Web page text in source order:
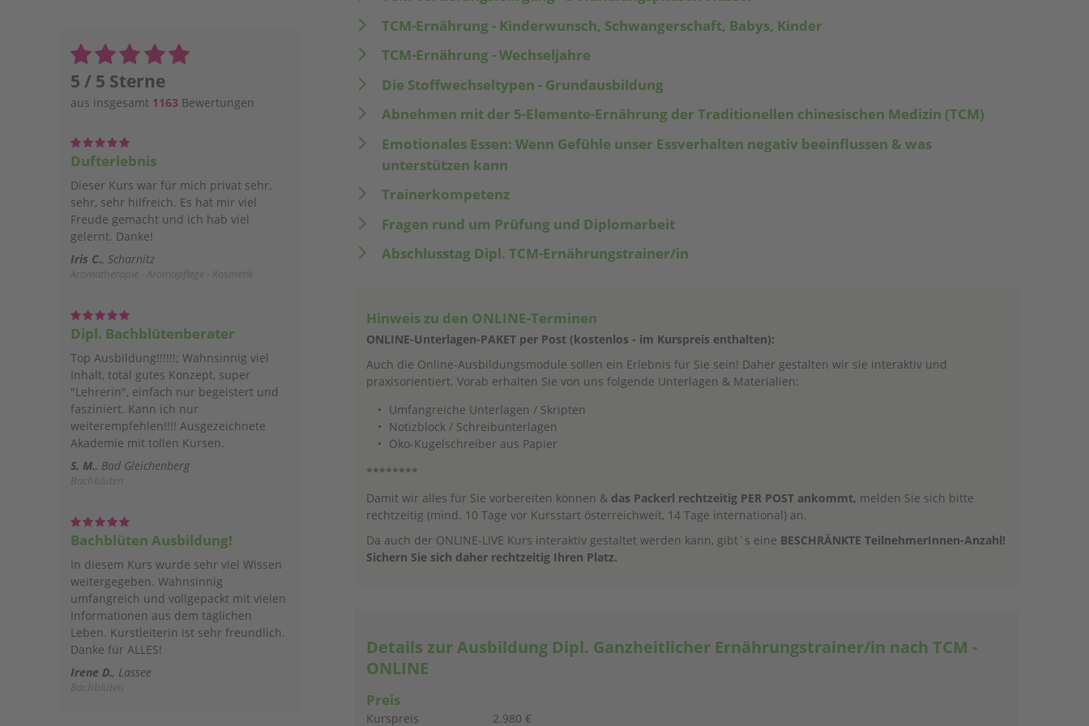
TCM-Ernährung - Kinderwunsch, Schwangerschaft, Babys, Kinder
TCM-Ernährung - Wechseljahre
Die Stoffwechseltypen - Grundausbildung
Abnehmen mit der 5-Elemente-Ernährung der Traditionellen chinesischen Medizin (TCM)
Emotionales Essen: Wenn Gefühle unser Essverhalten negativ beeinflussen & was
unterstützen kann
Trainerkompetenz
Fragen rund um Prüfung und Diplomarbeit
Abschlusstag Dipl. TCM-Ernährungstrainer/in
Hinweis zu den ONLINE-Terminen
ONLINE-Unterlagen-PAKET per Post (kostenlos - im Kurspreis enthalten):
Auch die Online-Ausbildungsmodule sollen ein Erlebnis für Sie sein! Daher gestalten wir sie interaktiv und
praxisorientiert. Vorab erhalten Sie von uns folgende Unterlagen & Materialien:
Umfangreiche Unterlagen / Skripten
Notizblock / Schreibunterlagen
Öko-Kugelschreiber aus Papier
********
Damit wir alles für Sie vorbereiten können & das Packerl rechtzeitig PER POST ankommt, melden Sie sich bitte
rechtzeitig (mind. 10 Tage vor Kursstart österreichweit, 14 Tage international) an.
Da auch der ONLINE-LIVE Kurs interaktiv gestaltet werden kann, gibt`s eine BESCHRÄNKTE TeilnehmerInnen-Anzahl!
Sichern Sie sich daher rechtzeitig Ihren Platz.
Details zur Ausbildung Dipl. Ganzheitlicher Ernährungstrainer/in nach TCM -
ONLINE
Preis
Kurspreis 2.980 €
5 / 5 Sterne
aus insgesamt 1163 Bewertungen
Dufterlebnis
Dieser Kurs war für mich privat sehr,
sehr, sehr hilfreich. Es hat mir viel
Freude gemacht und ich hab viel
gelernt. Danke!
Iris C. Scharnitz
Aromatherapie - Aromapflege - Kosmetik
Dipl. Bachblütenberater
Top Ausbildung!!!!!!; Wahnsinnig viel
Inhalt, total gutes Konzept, super
"Lehrerin", einfach nur begeistert und
fasziniert. Kann ich nur
weiterempfehlen!!!! Ausgezeichnete
Akademie mit tollen Kursen.
S. M. Bad Gleichenberg
Bachblüten
Bachblüten Ausbildung!
In diesem Kurs wurde sehr viel Wissen
weitergegeben. Wahnsinnig
umfangreich und vollgepackt mit vielen
Informationen aus dem täglichen
Leben. Kurstleiterin ist sehr freundlich.
Danke für ALLES!
Irene D. Lassee
Bachblüten